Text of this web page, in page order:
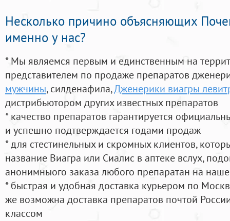
Несколько причино объясняющих
именно у нас?
* Мы являемся первым и единственным на
представителем по продаже препаратов
мужчины, силденафила,Дженерики виагры
дистрибьютором других известных препаратов
* качество препаратов гарантируется
и успешно подтверждается годами продаж
* для стестинельных и скромных клиентов,
название Виагра или Сиалис в аптеке вслух,
анонимныого заказа любого препаратан на
* быстрая и удобная доставка курьером по
же возможна доставка препаратов почтой
классом